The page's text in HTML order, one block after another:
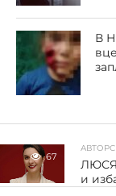
В
67
ЛЮСЯ
и